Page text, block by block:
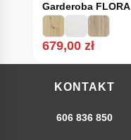
Garderoba FLORA
679,00 zł
KONTAKT
606 836 850